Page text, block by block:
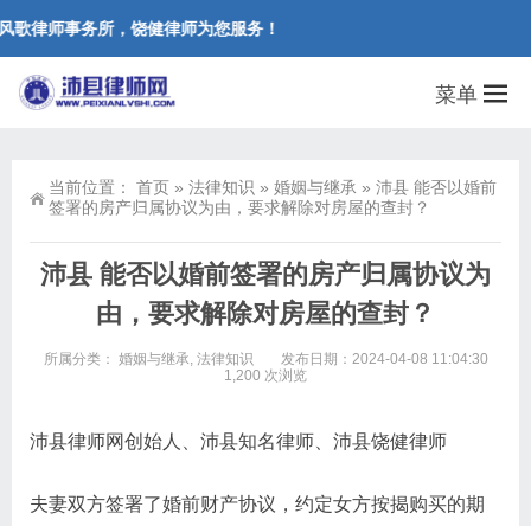
歌律师事务所，饶健律师为您服务！
菜单
当前位置： 首页 » 法律知识 » 婚姻与继承 » 沛县 能否以婚前
签署的房产归属协议为由，要求解除对房屋的查封？
沛县 能否以婚前签署的房产归属协议为
由，要求解除对房屋的查封？
所属分类： 婚姻与继承, 法律知识
发布日期：2024-04-08 11:04:30
1,200 次浏览
沛县律师网创始人、沛县知名律师、沛县饶健律师
夫妻双方签署了婚前财产协议，约定女方按揭购买的期